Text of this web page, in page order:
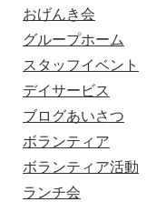
おげんき会
グループホーム
スタッフイベント
デイサービス
ブログあいさつ
ボランティア
ボランティア活動
ランチ会